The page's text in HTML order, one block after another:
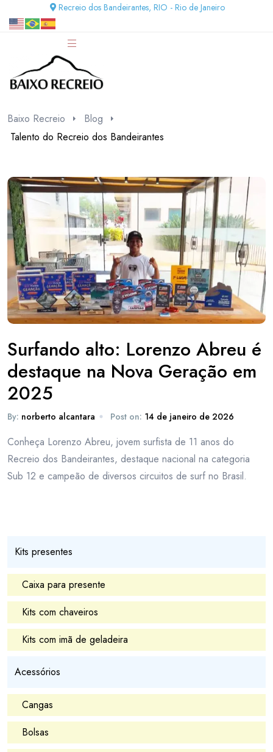
Recreio dos Bandeirantes, RIO - Rio de Janeiro
Baixo Recreio
Blog
Talento do Recreio dos Bandeirantes
By: norberto alcantara Post on: 14 de janeiro de 2026
Surfando alto: Lorenzo Abreu é
destaque na Nova Geração em
2025
Conheça Lorenzo Abreu, jovem surfista de 11 anos do
Recreio dos Bandeirantes, destaque nacional na categoria
Sub 12 e campeão de diversos circuitos de surf no Brasil.
Kits presentes
Caixa para presente
Kits com chaveiros
Kits com imã de geladeira
Acessórios
Cangas
Bolsas